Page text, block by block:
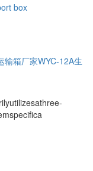
box
输箱厂家WYC-12A生